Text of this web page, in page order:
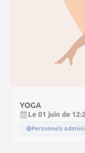
YOGA
Le 01 juin de
Personnels